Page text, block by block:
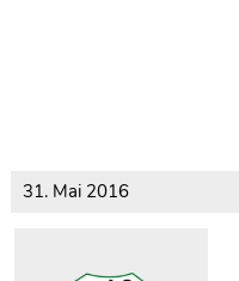
31. Mai 2016